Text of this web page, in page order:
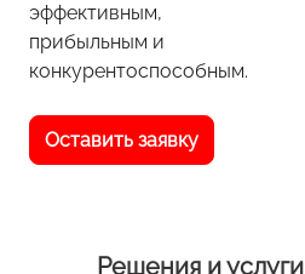
эффективным,
прибыльным и
конкурентоспособным.
Оставить заявку
Решения и услуги